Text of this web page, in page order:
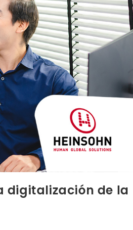
digitalización de la